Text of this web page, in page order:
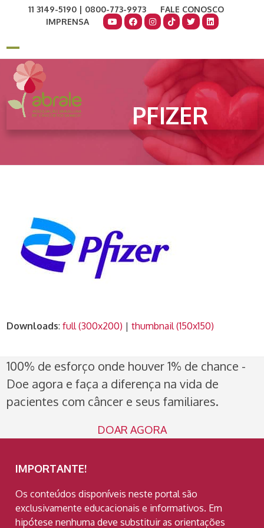
11 3149-5190 | 0800-773-9973
FALE CONOSCO
IMPRENSA
Open
mobile
menu
Close
mobile
menu
PFIZER
Downloads:full (300x200) |thumbnail (150x150)
100% de esforço onde houver 1% de chance -
Doe agora e faça a diferença na vida de
pacientes com câncer e seus familiares.
DOAR AGORA
IMPORTANTE!
Os conteúdos disponíveis neste portal são
exclusivamente educacionais e informativos. Em
hipótese nenhuma deve substituir as orientações